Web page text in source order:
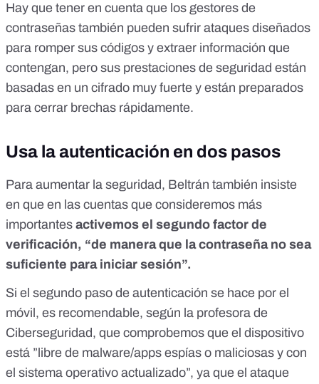
Hay que tener en cuenta que los gestores de
contraseñas también pueden sufrir ataques diseñados
para romper sus códigos y extraer información que
contengan, pero sus prestaciones de seguridad están
basadas en un cifrado muy fuerte y están preparados
para cerrar brechas rápidamente.
Usa la autenticación en dos pasos
Para aumentar la seguridad, Beltrán también insiste
en que en las cuentas que consideremos más
importantes activemos el segundo factor de
verificación, “de manera que la contraseña no sea
suficiente para iniciar sesión”.
Si el segundo paso de autenticación se hace por el
móvil, es recomendable, según la profesora de
Ciberseguridad, que comprobemos que el dispositivo
está ”libre de malware/apps espías o maliciosas y con
el sistema operativo actualizado”, ya que el ataque